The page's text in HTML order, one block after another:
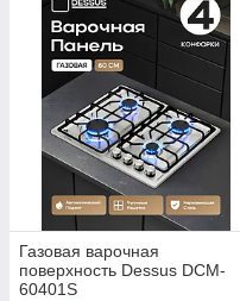
Газовая варочная
поверхность Dessus DCM-
60401S